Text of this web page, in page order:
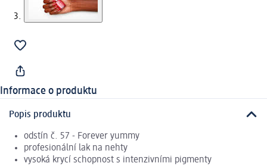
Informace o produktu
Popis produktu
odstín č. 57 - Forever yummy
profesionální lak na nehty
vysoká krycí schopnost s intenzivními pigmenty